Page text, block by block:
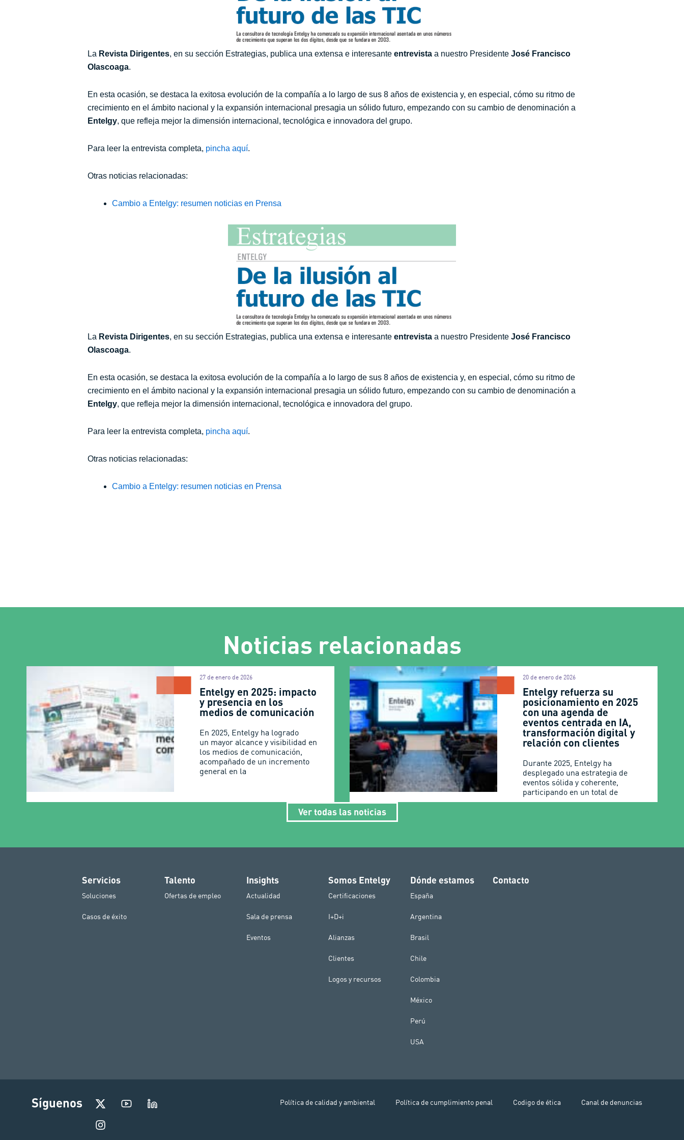
La Revista Dirigentes, en su sección Estrategias, publica una extensa e interesante entrevista a nuestro Presidente José Francisco
Olascoaga.
En esta ocasión, se destaca la exitosa evolución de la compañía a lo largo de sus 8 años de existencia y, en especial, cómo su ritmo de
crecimiento en el ámbito nacional y la expansión internacional presagia un sólido futuro, empezando con su cambio de denominación a
Entelgy, que refleja mejor la dimensión internacional, tecnológica e innovadora del grupo.
Para leer la entrevista completa, pincha aquí.
Otras noticias relacionadas:
Cambio a Entelgy: resumen noticias en Prensa
La Revista Dirigentes, en su sección Estrategias, publica una extensa e interesante entrevista a nuestro Presidente José Francisco
Olascoaga.
En esta ocasión, se destaca la exitosa evolución de la compañía a lo largo de sus 8 años de existencia y, en especial, cómo su ritmo de
crecimiento en el ámbito nacional y la expansión internacional presagia un sólido futuro, empezando con su cambio de denominación a
Entelgy, que refleja mejor la dimensión internacional, tecnológica e innovadora del grupo.
Para leer la entrevista completa, pincha aquí.
Otras noticias relacionadas:
Cambio a Entelgy: resumen noticias en Prensa
Noticias relacionadas
Entelgy en 2025: impacto
y presencia en los
medios de comunicación
27 de enero de 2026
En 2025, Entelgy ha logrado
un mayor alcance y visibilidad en
los medios de comunicación,
acompañado de un incremento
general en la
Entelgy refuerza su
posicionamiento en 2025
con una agenda de
eventos centrada en IA,
transformación digital y
relación con clientes
20 de enero de 2026
Durante 2025, Entelgy ha
desplegado una estrategia de
eventos sólida y coherente,
participando en un total de
Ver todas las noticias
Servicios
Soluciones
Casos de éxito
Talento
Ofertas de empleo
Insights
Actualidad
Sala de prensa
Eventos
Somos Entelgy
Certificaciones
I+D+i
Alianzas
Clientes
Logos y recursos
Dónde estamos
España
Argentina
Brasil
Chile
Colombia
México
Perú
USA
Contacto
Síguenos
I
n
s
t
Política de calidad y ambiental Política de cumplimiento penal Codigo de ética Canal de denuncias